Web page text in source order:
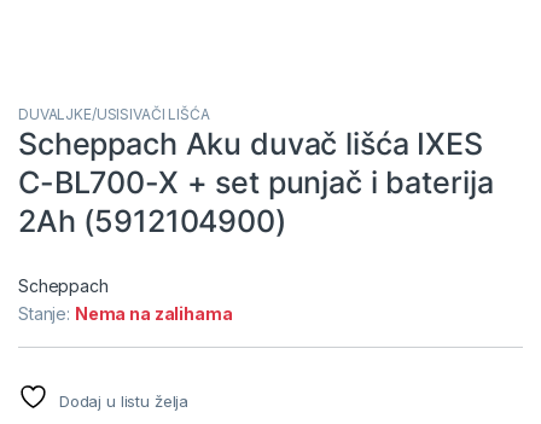
DUVALJKE/USISIVAČI LIŠĆA
Scheppach Aku duvač lišća IXES
C-BL700-X + set punjač i baterija
2Ah (5912104900)
Scheppach
Stanje: Nema na zalihama
Dodaj u listu želja